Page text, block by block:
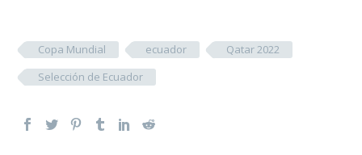
Copa Mundial ecuador
Qatar 2022
Selección de Ecuador